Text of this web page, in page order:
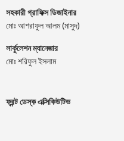
সহকারী গ্রাফিক্স ডিজাইনার
মোঃ আশরাফুল আলম (মাসুদ)
সার্কুলেশন ম্যানেজার
মোঃ শরিফুল ইসলাম
ফ্রন্ট ডেস্ক এক্সিকিউটিভ